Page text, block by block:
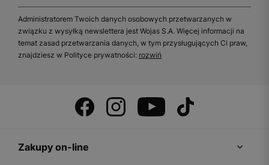
Administratorem Twoich danych osobowych przetwarzanych w
związku z wysyłką newslettera jest Wojas S.A. Więcej informacji na
temat zasad przetwarzania danych, w tym przysługujących Ci praw,
znajdziesz w Polityce prywatności: rozwiń
Zakupy on-line